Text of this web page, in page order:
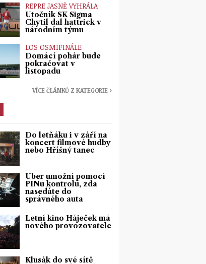
REPRE JASNĚ VYHRÁLA
Útočník SK Sigma
Chytil dal hattrick v
národním týmu
LOS OSMIFINÁLE
Domácí pohár bude
pokračovat v
listopadu
VÍCE ČLÁNKŮ Z KATEGORIE ›
Do letňáku i v září na
koncert filmové hudby
nebo Hříšný tanec
Uber umožní pomocí
PINu kontrolu, zda
nasedáte do
správného auta
Letní kino Háječek má
nového provozovatele
Klusák do své sítě